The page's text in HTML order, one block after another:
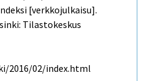
[verkkojulkaisu].
Tilastokeskus
02/index.html